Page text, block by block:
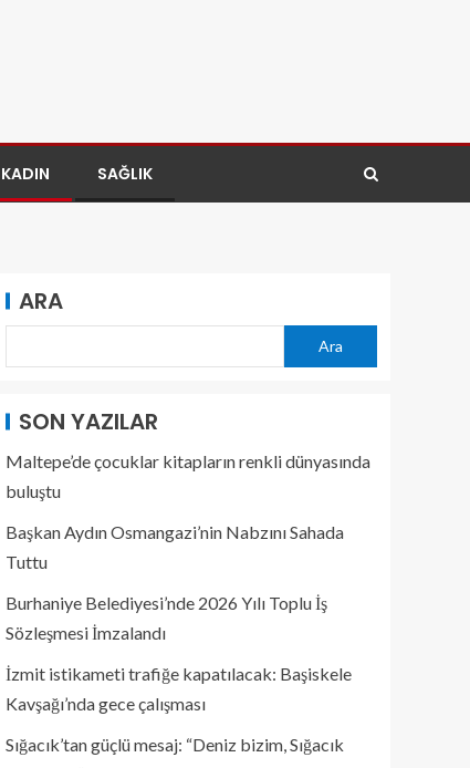
KADIN SAĞLIK
ARA
Ara
SON YAZILAR
Maltepe’de çocuklar kitapların renkli dünyasında
buluştu
Başkan Aydın Osmangazi’nin Nabzını Sahada
Tuttu
Burhaniye Belediyesi’nde 2026 Yılı Toplu İş
Sözleşmesi İmzalandı
İzmit istikameti trafiğe kapatılacak: Başiskele
Kavşağı’nda gece çalışması
Sığacık’tan güçlü mesaj: “Deniz bizim, Sığacık